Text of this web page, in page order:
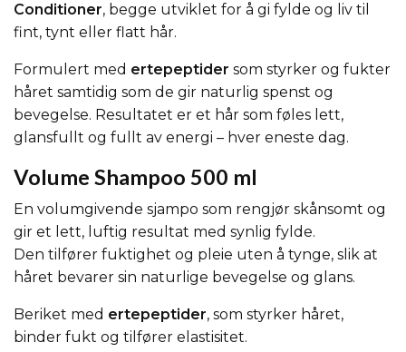
Conditioner, begge utviklet for å gi fylde og liv til
fint, tynt eller flatt hår.
Formulert med ertepeptider som styrker og fukter
håret samtidig som de gir naturlig spenst og
bevegelse. Resultatet er et hår som føles lett,
glansfullt og fullt av energi – hver eneste dag.
Volume Shampoo 500 ml
En volumgivende sjampo som rengjør skånsomt og
gir et lett, luftig resultat med synlig fylde.
Den tilfører fuktighet og pleie uten å tynge, slik at
håret bevarer sin naturlige bevegelse og glans.
Beriket med ertepeptider, som styrker håret,
binder fukt og tilfører elastisitet.